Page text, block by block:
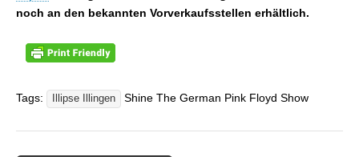
noch an den bekannten Vorverkaufsstellen erhältlich.
Tags: Illipse Illingen Shine The German Pink Floyd Show